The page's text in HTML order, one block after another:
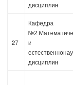
дисциплин
27
Кафедра
№2
и
дисциплин